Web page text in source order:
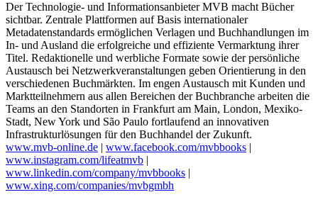
Der Technologie- und Informationsanbieter MVB macht Bücher
sichtbar. Zentrale Plattformen auf Basis internationaler
Metadatenstandards ermöglichen Verlagen und Buchhandlungen im
In- und Ausland die erfolgreiche und effiziente Vermarktung ihrer
Titel. Redaktionelle und werbliche Formate sowie der persönliche
Austausch bei Netzwerkveranstaltungen geben Orientierung in den
verschiedenen Buchmärkten. Im engen Austausch mit Kunden und
Marktteilnehmern aus allen Bereichen der Buchbranche arbeiten die
Teams an den Standorten in Frankfurt am Main, London, Mexiko-
Stadt, New York und São Paulo fortlaufend an innovativen
Infrastrukturlösungen für den Buchhandel der Zukunft.
www.mvb-online.de | www.facebook.com/mvbbooks |
www.instagram.com/lifeatmvb |
www.linkedin.com/company/mvbbooks |
www.xing.com/companies/mvbgmbh